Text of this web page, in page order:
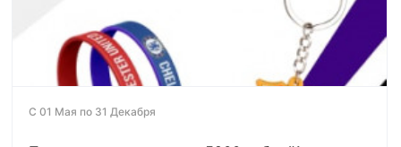
С 01 Мая по 31 Декабря